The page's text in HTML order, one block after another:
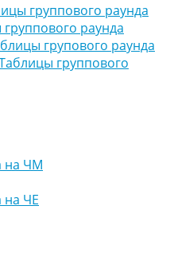
группового раунда
раунда
групового раунда
группового
на ЧМ
на ЧЕ